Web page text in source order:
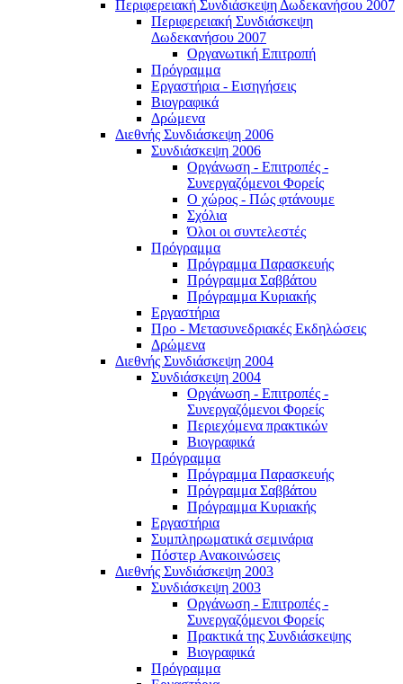
Περιφερειακή Συνδιάσκεψη Δωδεκανήσου 2007
Περιφερειακή Συνδιάσκεψη
Δωδεκανήσου 2007
Οργανωτική Επιτροπή
Πρόγραμμα
Εργαστήρια - Εισηγήσεις
Βιογραφικά
Δρώμενα
Διεθνής Συνδιάσκεψη 2006
Συνδιάσκεψη 2006
Οργάνωση - Επιτροπές -
Συνεργαζόμενοι Φορείς
Ο χώρος - Πώς φτάνουμε
Σχόλια
Όλοι οι συντελεστές
Πρόγραμμα
Πρόγραμμα Παρασκευής
Πρόγραμμα Σαββάτου
Πρόγραμμα Κυριακής
Εργαστήρια
Προ - Μετασυνεδριακές Εκδηλώσεις
Δρώμενα
Διεθνής Συνδιάσκεψη 2004
Συνδιάσκεψη 2004
Οργάνωση - Επιτροπές -
Συνεργαζόμενοι Φορείς
Περιεχόμενα πρακτικών
Βιογραφικά
Πρόγραμμα
Πρόγραμμα Παρασκευής
Πρόγραμμα Σαββάτου
Πρόγραμμα Κυριακής
Εργαστήρια
Συμπληρωματικά σεμινάρια
Πόστερ Ανακοινώσεις
Διεθνής Συνδιάσκεψη 2003
Συνδιάσκεψη 2003
Οργάνωση - Επιτροπές -
Συνεργαζόμενοι Φορείς
Πρακτικά της Συνδιάσκεψης
Βιογραφικά
Πρόγραμμα